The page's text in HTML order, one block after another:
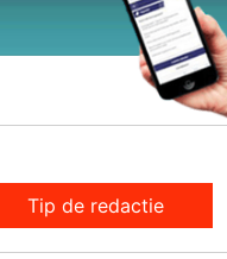
Tip de redactie